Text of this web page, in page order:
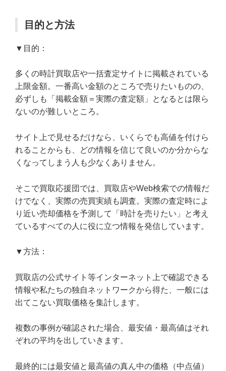
目的と方法
▼目的：
多くの時計買取店や一括査定サイトに掲載されている
上限金額。一番高い金額のところで売りたいものの、
必ずしも「掲載金額＝実際の査定額」となるとは限ら
ないのが難しいところ。
サイト上で見せるだけなら、いくらでも高値を付けら
れることからも、どの情報を信じて良いのか分からな
くなってしまう人も少なくありません。
そこで買取応援団では、買取店やWeb検索での情報だ
けでなく、実際の売買実績も調査。実際の査定時によ
り近い売却価格を予測して「時計を売りたい」と考え
ているすべての人に役に立つ情報を発信しています。
▼方法：
買取店の公式サイト等インターネット上で確認できる
情報や私たちの独自ネットワークから得た、一般には
出てこない買取価格を集計します。
複数の事例が確認された場合、最安値・最高値はそれ
ぞれの平均を出していきます。
最終的には最安値と最高値の真ん中の価格（中点値）